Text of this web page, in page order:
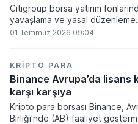
Citigroup borsa yatırım
yavaşlama ve yasal düzenleme
beklentilerinin zayıflaması
01 Temmuz 2026 09:04
KRIPTO PARA
Binance Avrupa’da lisans
karşı karşıya
Kripto para borsası Binance,
Birliği'nde (AB) faaliyet